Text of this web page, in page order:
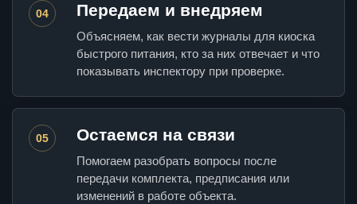
04 Передаем и внедряем
Объясняем, как вести журналы для киоска
быстрого питания, кто за них отвечает и что
показывать инспектору при проверке.
05 Остаемся на связи
Помогаем разобрать вопросы после
передачи комплекта, предписания или
изменений в работе объекта.